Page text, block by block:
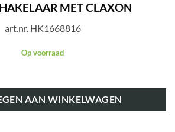
MET CLAXON
art.nr. HK1668816
Op voorraad
AAN WINKELWAGEN